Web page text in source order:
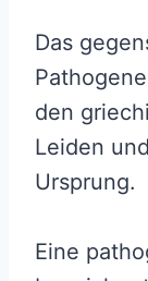
Das
den
Leiden
Ursprung.
Eine